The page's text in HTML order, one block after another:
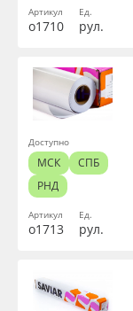
Артикул
о1710
Ед.
рул.
Артикул
о1713
Ед.
рул.
Доступно
МСК
СПБ
РНД